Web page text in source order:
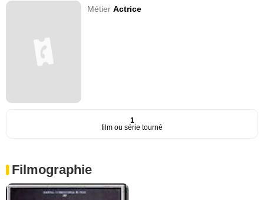
MétierActrice
1
film ou série tourné
Filmographie